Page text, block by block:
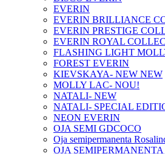
EVERIN
EVERIN BRILLIANCE
EVERIN PRESTIGE
EVERIN ROYAL
FLASHING LIGHT
FOREST EVERIN
KIEVSKAYA- NEW NEW
MOLLY LAC- NOU!
NATALI- NEW
NATALI- SPECIAL
NEON EVERIN
OJA SEMI GDCOCO
Oja semipermanenta
OJA